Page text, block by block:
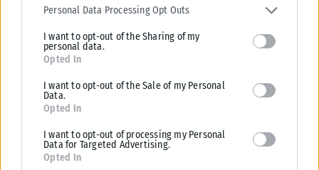
services and may gather and store information including but not
deny consent to Google and its third-party tags to use your data
for below specified purposes in below Google consent section.
Personal Data Processing Opt Outs
I want to opt-out of the Sharing of my
personal data.
Opted In
I want to opt-out of the Sale of my Personal
Data.
Opted In
I want to opt-out of processing my Personal
Data for Targeted Advertising.
Opted In
Αίθριος ο καιρός στη Θεσσαλονίκη
Γενικά αίθριος στη Μακεδονία και τη Θράκη, με λίγες τοπικές